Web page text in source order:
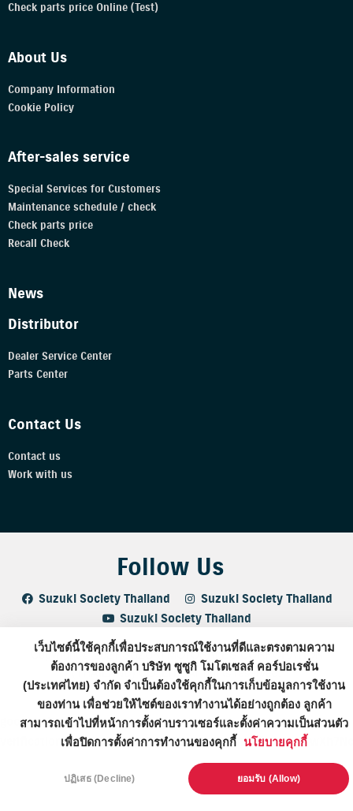
เว็บไซต์นี้ใช้คุกกี้เพื่อประสบการณ์ใช้งานที่ดีและตรงตามความ
ต้องการของลูกค้า บริษัท ซูซูกิ โมโตเซลส์ คอร์ปอเรชั่น
(ประเทศไทย) จำกัด จำเป็นต้องใช้คุกกี้ในการเก็บข้อมูลการใช้งาน
ของท่าน เพื่อช่วยให้ไซต์ของเราทำงานได้อย่างถูกต้อง ลูกค้า
สามารถเข้าไปที่หน้าการตั้งค่าบราวเซอร์และตั้งค่าความเป็นส่วนตัว
เพื่อปิดการตั้งค่าการทำงานของคุกกี้ นโยบายคุกกี้
ปฏิเสธ (Decline) ยอมรับ (Allow)
Check parts price Online (Test)
About Us
Company Information
Cookie Policy
After-sales service
Special Services for Customers
Maintenance schedule / check
Check parts price
Recall Check
News
Distributor
Dealer Service Center
Parts Center
Contact Us
Contact us
Work with us
Follow Us
Suzuki Society Thailand
Suzuki Society Thailand
Suzuki Society Thailand
Copyright © 2021 SUZUKI MOTOSALES CORPORATION
(THAILAND) CO.,LTD. All rights reserved.
google-site-